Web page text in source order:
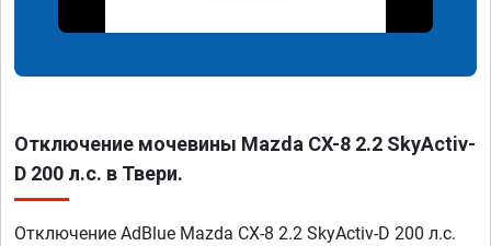
Отключение мочевины Mazda CX-8 2.2 SkyActiv-
D 200 л.с. в Твери.
Отключение AdBlue Mazda CX-8 2.2 SkyActiv-D 200 л.с.